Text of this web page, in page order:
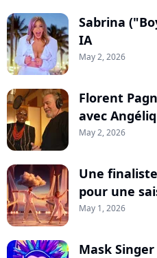
Sabrina
IA
May 2, 2026
Florent
avec
May 2, 2026
Une
pour une
May 1, 2026
Mask